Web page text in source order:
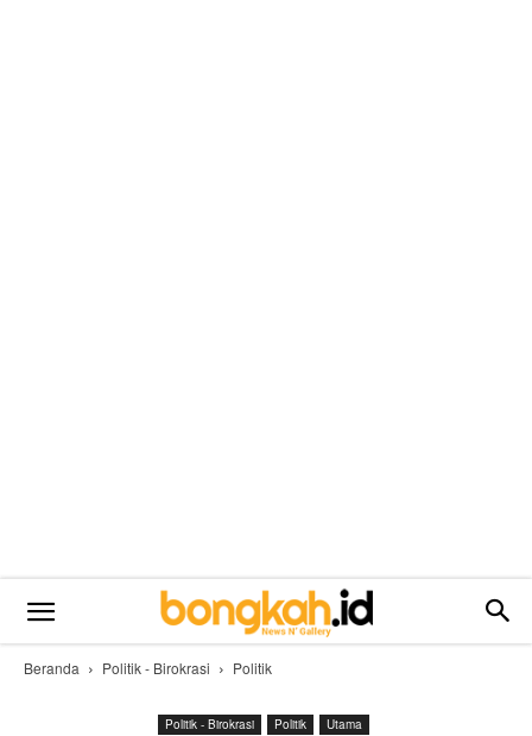
Beranda Politik - Birokrasi Politik
Politik - Birokrasi Politik Utama